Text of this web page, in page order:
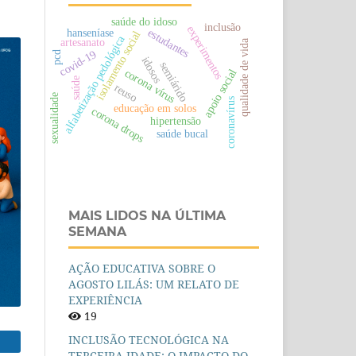
corona vírus
isolamento social semiárido
estudantes
apoio social
saúde do idoso
educação em solos
alfabetização pedológica
corona drops coronavírus
experimentos
hipertensão
covid-19
saúde
artesanato
reuso
hanseníase
idosos qualidade de vida
inclusão
pcd
saúde bucal
sexualidade
MAIS LIDOS NA ÚLTIMA
SEMANA
AÇÃO EDUCATIVA SOBRE O
AGOSTO LILÁS: UM RELATO DE
EXPERIÊNCIA
19
INCLUSÃO TECNOLÓGICA NA